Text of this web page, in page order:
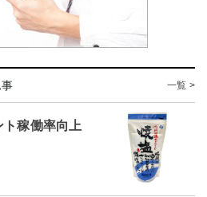
一覧 >
稼働率向上